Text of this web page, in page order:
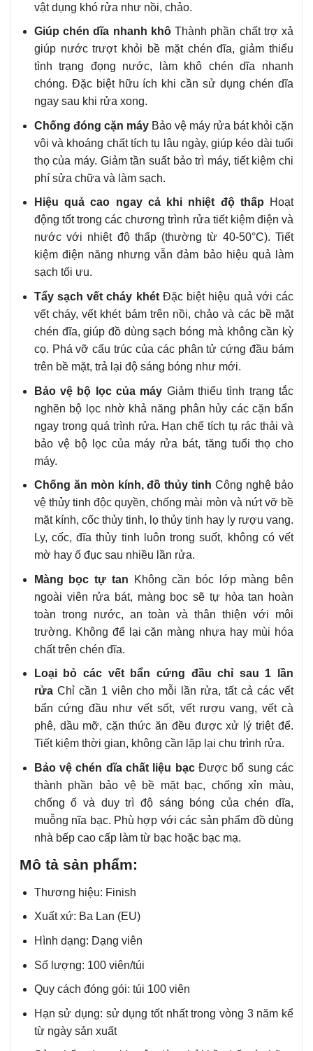
vật dụng khó rửa như nồi, chảo.
Giúp chén dĩa nhanh khôThành phần chất trợ xả
giúp nước trượt khỏi bề mặt chén đĩa, giảm thiểu
tình trạng đọng nước, làm khô chén dĩa nhanh
chóng. Đặc biệt hữu ích khi cần sử dụng chén dĩa
ngay sau khi rửa xong.
Chống đóng cặn máyBảo vệ máy rửa bát khỏi cặn
vôi và khoáng chất tích tụ lâu ngày, giúp kéo dài tuổi
thọ của máy. Giảm tần suất bảo trì máy, tiết kiệm chi
phí sửa chữa và làm sạch.
Hiệu quả cao ngay cả khi nhiệt độ thấp Hoạt
động tốt trong các chương trình rửa tiết kiệm điện và
nước với nhiệt độ thấp (thường từ 40-50°C). Tiết
kiệm điện năng nhưng vẫn đảm bảo hiệu quả làm
sạch tối ưu.
Tẩy sạch vết cháy khétĐặc biệt hiệu quả với các
vết cháy, vết khét bám trên nồi, chảo và các bề mặt
chén đĩa, giúp đồ dùng sạch bóng mà không cần kỳ
cọ. Phá vỡ cấu trúc của các phân tử cứng đầu bám
trên bề mặt, trả lại độ sáng bóng như mới.
Bảo vệ bộ lọc của máy Giảm thiểu tình trạng tắc
nghẽn bộ lọc nhờ khả năng phân hủy các cặn bẩn
ngay trong quá trình rửa. Hạn chế tích tụ rác thải và
bảo vệ bộ lọc của máy rửa bát, tăng tuổi thọ cho
máy.
Chống ăn mòn kính, đồ thủy tinh Công nghệ bảo
vệ thủy tinh độc quyền, chống mài mòn và nứt vỡ bề
mặt kính, cốc thủy tinh, lọ thủy tinh hay ly rượu vang.
Ly, cốc, đĩa thủy tinh luôn trong suốt, không có vết
mờ hay ố đục sau nhiều lần rửa.
Màng bọc tự tan Không cần bóc lớp màng bên
ngoài viên rửa bát, màng bọc sẽ tự hòa tan hoàn
toàn trong nước, an toàn và thân thiện với môi
trường. Không để lại cặn màng nhựa hay mùi hóa
chất trên chén đĩa.
Loại bỏ các vết bẩn cứng đầu chỉ sau 1 lần
rửaChỉ cần 1 viên cho mỗi lần rửa, tất cả các vết
bẩn cứng đầu như vết sốt, vết rượu vang, vết cà
phê, dầu mỡ, cặn thức ăn đều được xử lý triệt để.
Tiết kiệm thời gian, không cần lặp lại chu trình rửa.
Bảo vệ chén dĩa chất liệu bạcĐược bổ sung các
thành phần bảo vệ bề mặt bạc, chống xỉn màu,
chống ố và duy trì độ sáng bóng của chén dĩa,
muỗng nĩa bạc. Phù hợp với các sản phẩm đồ dùng
nhà bếp cao cấp làm từ bạc hoặc bạc mạ.
Mô tả sản phẩm:
Thương hiệu: Finish
Xuất xứ: Ba Lan (EU)
Hình dạng: Dạng viên
Số lượng: 100 viên/túi
Quy cách đóng gói: túi 100 viên
Hạn sử dụng: sử dụng tốt nhất trong vòng 3 năm kể
từ ngày sản xuất